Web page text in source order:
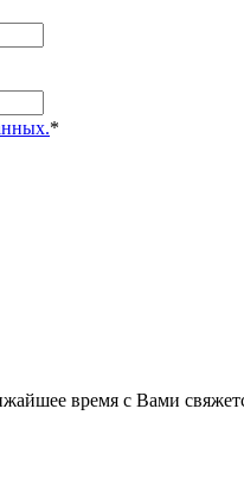
*
время с Вами